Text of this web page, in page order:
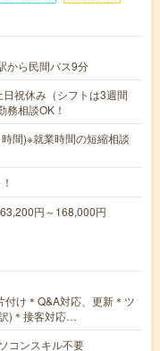
から民間バス9分
祝休み（シフトは3週間
相談OK！
間)※就業時間の短縮相談
円～168,000円
付け＊Q&A対応、更新＊ツ
)＊接客対応…
コンスキル不要